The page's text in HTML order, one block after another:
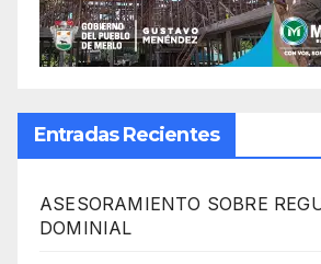
Entradas Recientes
ASESORAMIENTO SOBRE
DOMINIAL